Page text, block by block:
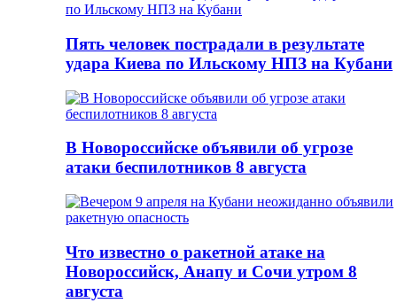
Пять человек пострадали в результате
удара Киева по Ильскому НПЗ на Кубани
В Новороссийске объявили об угрозе
атаки беспилотников 8 августа
Что известно о ракетной атаке на
Новороссийск, Анапу и Сочи утром 8
августа